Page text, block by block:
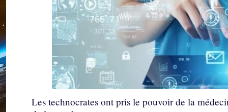
Les technocrates ont pris le pouvoir de la